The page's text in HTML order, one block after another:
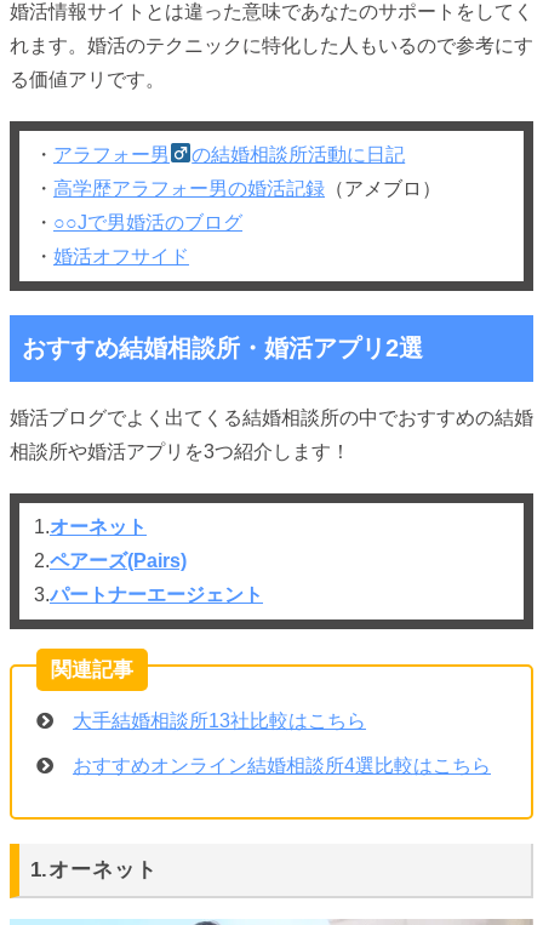
婚活情報サイトとは違った意味であなたのサポートをしてく
れます。婚活のテクニックに特化した人もいるので参考にす
る価値アリです。
・ アラフォー男
の結婚相談所活動に日記
・ 高学歴アラフォー男の婚活記録 （アメブロ）
・ ○○Jで男婚活のブログ
・ 婚活オフサイド
おすすめ結婚相談所・婚活アプリ2選
婚活ブログでよく出てくる結婚相談所の中でおすすめの結婚
相談所や婚活アプリを3つ紹介します！
1.オーネット
2.ペアーズ(Pairs)
3.パートナーエージェント
大手結婚相談所13社比較はこちら
おすすめオンライン結婚相談所4選比較はこちら
1.オーネット